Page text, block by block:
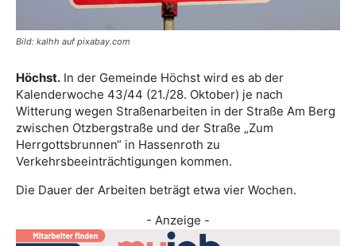
Bild: kalhh auf pixabay.com
Höchst. In der Gemeinde Höchst wird es ab der
Kalenderwoche 43/44 (21./28. Oktober) je nach
Witterung wegen Straßenarbeiten in der Straße Am Berg
zwischen Otzbergstraße und der Straße „Zum
Herrgottsbrunnen“ in Hassenroth zu
Verkehrsbeeinträchtigungen kommen.
Die Dauer der Arbeiten beträgt etwa vier Wochen.
- Anzeige -